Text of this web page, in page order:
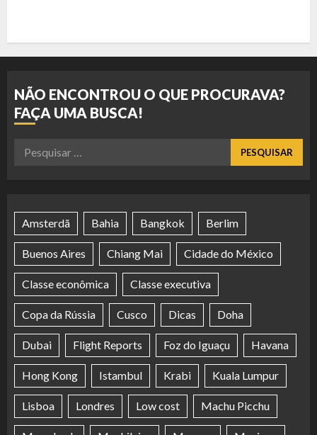
NÃO ENCONTROU O QUE PROCURAVA?
FAÇA UMA BUSCA!
Pesquisar
Amsterdã Bahia Bangkok Berlim
Buenos Aires Chiang Mai Cidade do México
Classe econômica Classe executiva
Copa da Rússia Cusco Dicas Doha
Dubai Flight Reports Foz do Iguaçu Havana
Hong Kong Istambul Krabi Kuala Lumpur
Lisboa Londres Low cost Machu Picchu